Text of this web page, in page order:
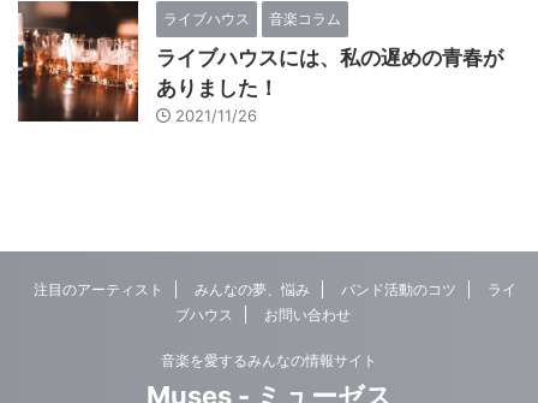
ライブハウス 音楽コラム
ライブハウスには、私の遅めの青春が
ありました！
2021/11/26
注目のアーティスト みんなの夢、悩み バンド活動のコツ
ライ
ブハウス
お問い合わせ
音楽を愛するみんなの情報サイト
Muses - ミューゼス